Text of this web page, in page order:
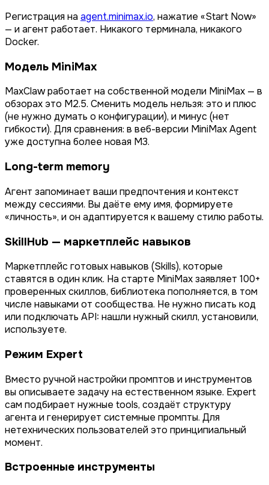
Регистрация на agent.minimax.io, нажатие «Start Now»
— и агент работает. Никакого терминала, никакого
Docker.
Модель MiniMax
MaxClaw работает на собственной модели MiniMax — в
обзорах это M2.5. Сменить модель нельзя: это и плюс
(не нужно думать о конфигурации), и минус (нет
гибкости). Для сравнения: в веб-версии MiniMax Agent
уже доступна более новая M3.
Long-term memory
Агент запоминает ваши предпочтения и контекст
между сессиями. Вы даёте ему имя, формируете
«личность», и он адаптируется к вашему стилю работы.
SkillHub — маркетплейс навыков
Маркетплейс готовых навыков (Skills), которые
ставятся в один клик. На старте MiniMax заявляет 100+
проверенных скиллов, библиотека пополняется, в том
числе навыками от сообщества. Не нужно писать код
или подключать API: нашли нужный скилл, установили,
используете.
Режим Expert
Вместо ручной настройки промптов и инструментов
вы описываете задачу на естественном языке. Expert
сам подбирает нужные tools, создаёт структуру
агента и генерирует системные промпты. Для
нетехнических пользователей это принципиальный
момент.
Встроенные инструменты